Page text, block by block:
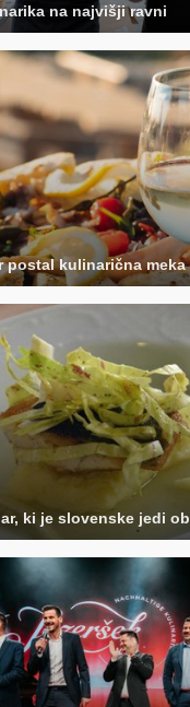
na najvišji ravni
postal kulinarična meka
ki je slovenske jedi